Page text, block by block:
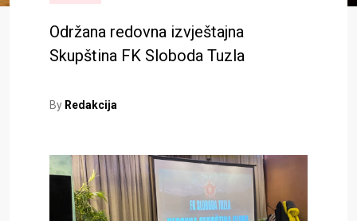
Održana redovna izvještajna
Skupština FK Sloboda Tuzla
By Redakcija